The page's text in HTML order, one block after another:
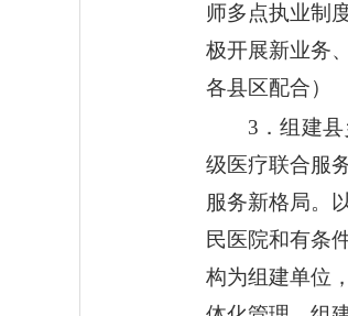
师多点执业制
极开展新业务
各县区配合）
3．组建
级医疗联合服
服务新格局。
民医院和有条
构为组建单位